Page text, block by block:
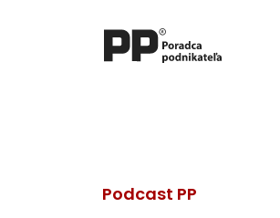
Podcast PP